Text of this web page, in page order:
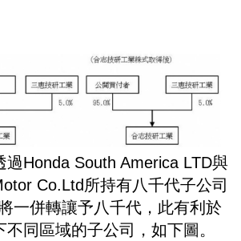
過Honda South America LTD與
Co.Ltd所持有八千代子公司
一併轉讓予八千代，此有利於
不同區域的子公司，如下圖。